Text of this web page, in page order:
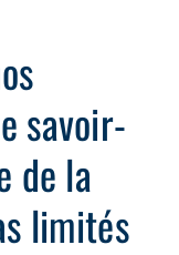
savoir-
de la
limités